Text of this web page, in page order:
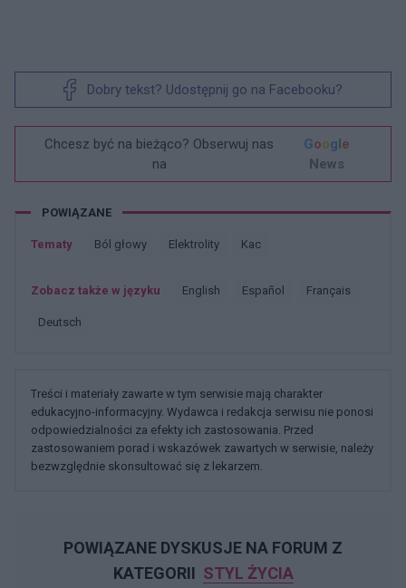
Dobry tekst? Udostępnij go na Facebooku?
Chcesz być na bieżąco? Obserwuj nas
na
Google
News
POWIĄZANE
Tematy Ból głowy Elektrolity Kac
Zobacz także w języku english español français
deutsch
Treści i materiały zawarte w tym serwisie mają charakter
edukacyjno-informacyjny. Wydawca i redakcja serwisu nie ponosi
odpowiedzialności za efekty ich zastosowania. Przed
zastosowaniem porad i wskazówek zawartych w serwisie, należy
bezwzględnie skonsultować się z lekarzem.
POWIĄZANE DYSKUSJE NA FORUM Z
KATEGORII STYL ŻYCIA